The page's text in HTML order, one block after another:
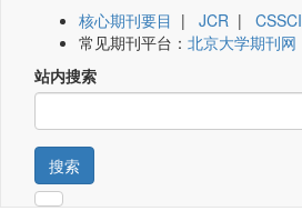
核心期刊要目 | JCR | CSSCI
常见期刊平台： 北京大学期刊网
站内搜索
搜索